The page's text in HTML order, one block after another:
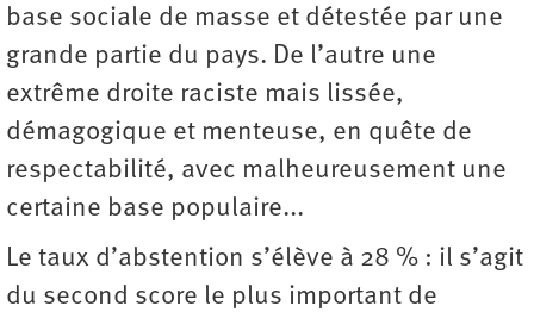
base sociale de masse et détestée par une
grande partie du pays. De l’autre une
extrême droite raciste mais lissée,
démagogique et menteuse, en quête de
respectabilité, avec malheureusement une
certaine base populaire...
Le taux d’abstention s’élève à 28 % : il s’agit
du second score le plus important de